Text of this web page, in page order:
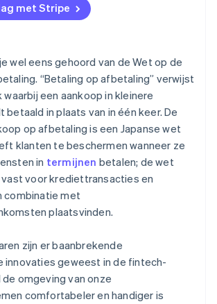
met Stripe
wel eens gehoord van de Wet op de
“Betaling op afbetaling” verwijst
een aankoop in kleinere
betaald in plaats van in één keer. De
op afbetaling is een Japanse wet
klanten te beschermen wanneer ze
in termijnen betalen; de wet
voor krediettransacties en
combinatie met
plaatsvinden.
zijn er baanbrekende
innovaties geweest in de fintech-
omgeving van onze
comfortabeler en handiger is